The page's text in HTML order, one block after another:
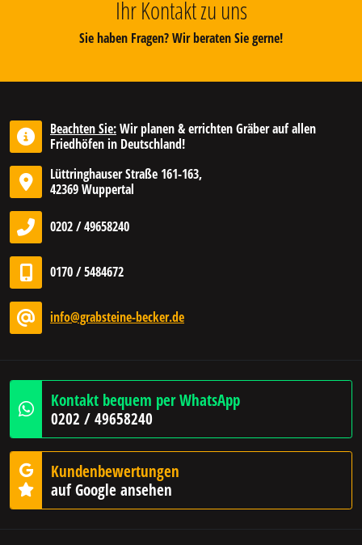
Ihr Kontakt zu uns
Sie haben Fragen? Wir beraten Sie gerne!
Beachten Sie:Wir planen & errichten Gräber auf allen
Friedhöfen in Deutschland!
Lüttringhauser Straße 161-163,
42369 Wuppertal
0202 / 49658240
0170 / 5484672
info@grabsteine-becker.de
Kontakt bequem per WhatsApp
0202 / 49658240
Kundenbewertungen
auf Google ansehen